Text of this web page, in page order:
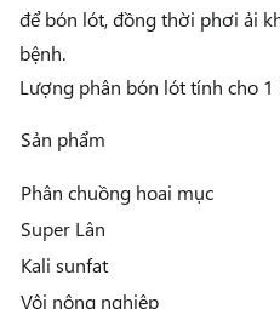
để bón lót, đồng thời phơi ải
bệnh.
Lượng phân bón lót tính cho
Sản phẩm
Phân chuồng hoai mục
Super Lân
Kali sunfat
Vôi nông nghiệp